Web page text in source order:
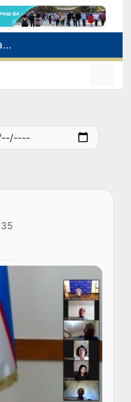
Жиззахда “салоҳиятли кадрлар захираси” учун саралаш жараёнлари давом этмоқда
Солиқдан қочганлар ҳам, солиқни ҳисобламаган солиқчилар ҳам фош этилди
Зангиотадаги дўконлардан бирида ёнғин чиқди